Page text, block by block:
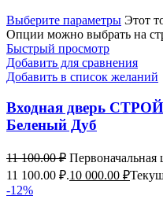
Выберите параметры Этот
Опции можно выбрать на
Быстрый просмотр
Добавить для сравнения
Добавить в список желаний
Входная дверь
Беленый Дуб
11 100.00₽ Первоначальная
11 100.00 ₽.10 000.00 ₽
-12%